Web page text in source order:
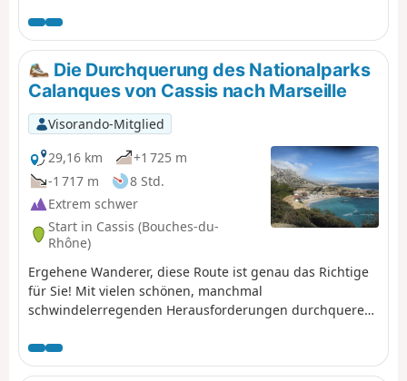
Die Durchquerung des Nationalparks
Calanques von Cassis nach Marseille
Visorando-Mitglied
29,16 km
+1 725 m
-1 717 m
8 Std.
Extrem schwer
Start in Cassis (Bouches-du-
Rhône)
Ergehene Wanderer, diese Route ist genau das Richtige
für Sie! Mit vielen schönen, manchmal
schwindelerregenden Herausforderungen durchqueren
Marseille von Ost nach West. Mit herrlichen Ausblicken:
Cap Canaille, dann die zahlreichen Calanques, darunter